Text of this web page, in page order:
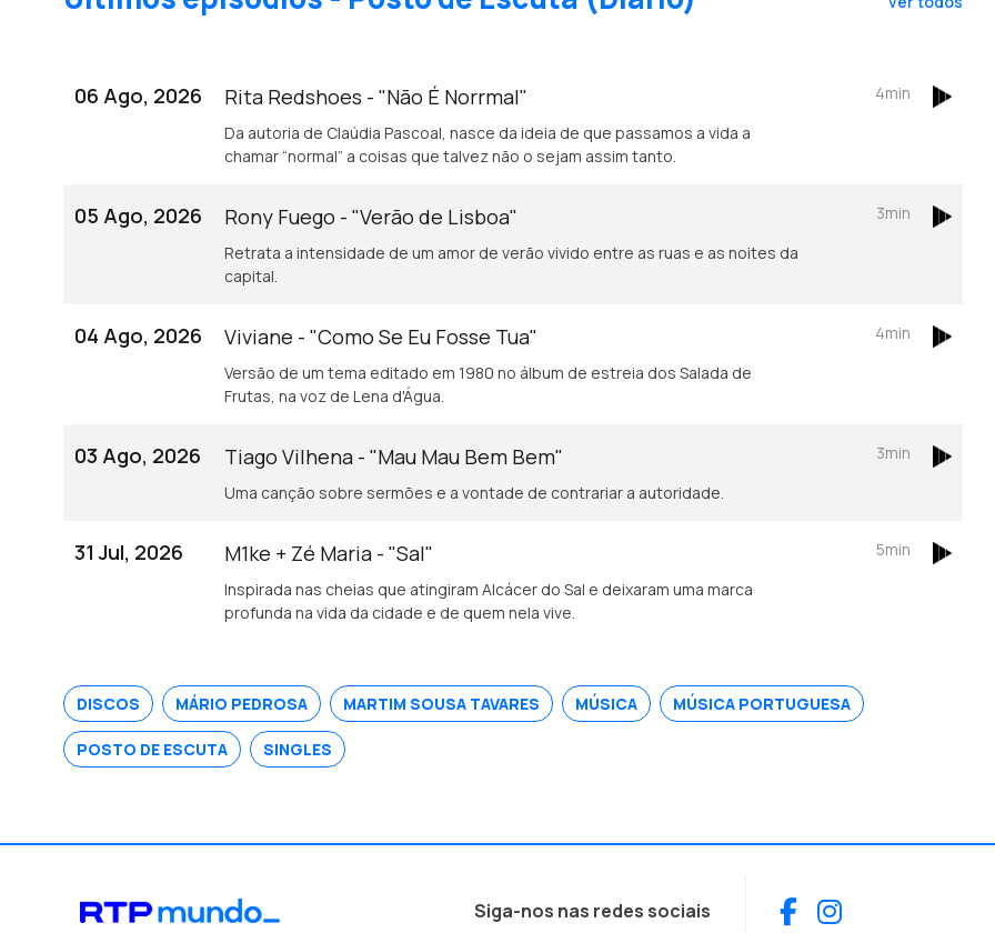
06 Ago, 2026 Rita Redshoes - "Não É Norrmal"
Da autoria de Claúdia Pascoal, nasce da ideia de que passamos a vida a
chamar “normal” a coisas que talvez não o sejam assim tanto.
4min
05 Ago, 2026 Rony Fuego - "Verão de Lisboa"
Retrata a intensidade de um amor de verão vivido entre as ruas e as noites da
capital.
3min
04 Ago, 2026 Viviane - "Como Se Eu Fosse Tua"
Versão de um tema editado em 1980 no álbum de estreia dos Salada de
Frutas, na voz de Lena d'Água.
4min
03 Ago, 2026 Tiago Vilhena - "Mau Mau Bem Bem"
Uma canção sobre sermões e a vontade de contrariar a autoridade.
3min
31 Jul, 2026 M1ke + Zé Maria - "Sal"
Inspirada nas cheias que atingiram Alcácer do Sal e deixaram uma marca
profunda na vida da cidade e de quem nela vive.
5min
DISCOS MÁRIO PEDROSA MARTIM SOUSA TAVARES MÚSICA MÚSICA PORTUGUESA
POSTO DE ESCUTA SINGLES
Siga-nos nas redes sociais Facebook
Instagram